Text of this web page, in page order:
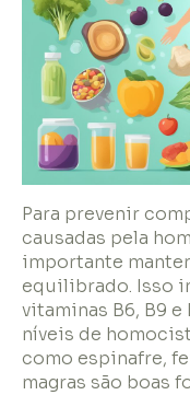
Para prevenir
causadas pela
importante
equilibrado. Isso
vitaminas B6, B9
níveis de
como espinafre,
magras são boas